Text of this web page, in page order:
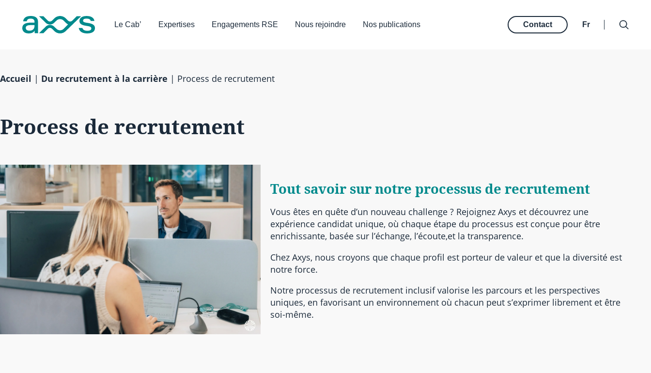
Le Cab’ Expertises Engagements RSE Nous rejoindre Nos publications Contact Fr
Accueil | Du recrutement à la carrière | Process de recrutement
Process de recrutement
Tout savoir sur notre processus de recrutement
Vous êtes en quête d’un nouveau challenge ? Rejoignez Axys et découvrez une
expérience candidat unique, où chaque étape du processus est conçue pour être
enrichissante, basée sur l’échange, l’écoute,et la transparence.
Chez Axys, nous croyons que chaque profil est porteur de valeur et que la diversité est
notre force.
Notre processus de recrutement inclusif valorise les parcours et les perspectives
uniques, en favorisant un environnement où chacun peut s’exprimer librement et être
soi-même.